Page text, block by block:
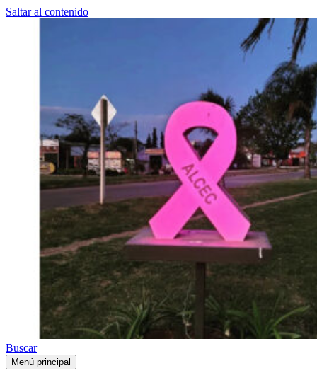
Saltar al contenido
Buscar
Menú principal